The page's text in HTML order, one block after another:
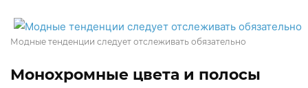
Модные тенденции следует отслеживать обязательно
Монохромные цвета и полосы